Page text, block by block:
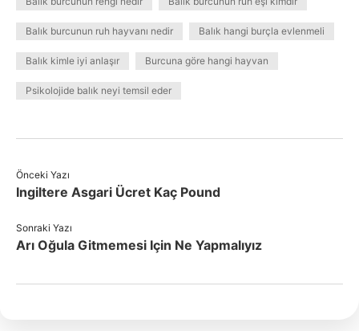
Balık burcunun ruh hayvanı nedir Balık hangi burçla evlenmeli
Balık kimle iyi anlaşır Burcuna göre hangi hayvan
Psikolojide balık neyi temsil eder
Önceki Yazı
Ingiltere Asgari Ücret Kaç Pound
Sonraki Yazı
Arı Oğula Gitmemesi Için Ne Yapmalıyız